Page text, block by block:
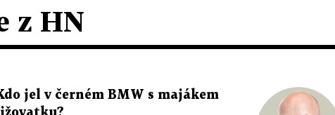
z HN
jel v černém BMW s majákem